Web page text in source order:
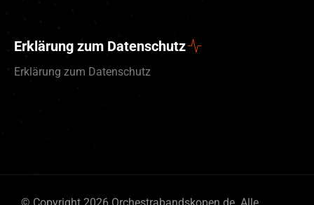
Erklärung zum Datenschutz
Erklärung zum Datenschutz